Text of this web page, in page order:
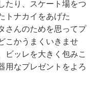
たり、スケート場をつ
トナカイをあげた
さんのためを思ってプ
こかうまくいきませ
ビッレを大きく包みこ
用なプレゼントをよろ